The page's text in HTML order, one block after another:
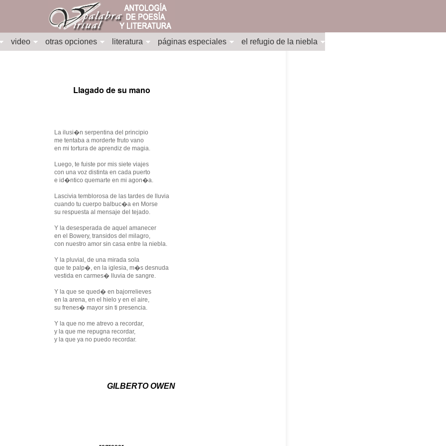
video otras opciones literatura páginas especiales el refugio de la niebla
Llagado de su mano
La ilusi�n serpentina del principio
me tentaba a morderte fruto vano
en mi tortura de aprendiz de magia.
Luego, te fuiste por mis siete viajes
con una voz distinta en cada puerto
e id�ntico quemarte en mi agon�a.
Lascivia temblorosa de las tardes de lluvia
cuando tu cuerpo balbuc�a en Morse
su respuesta al mensaje del tejado.
Y la desesperada de aquel amanecer
en el Bowery, transidos del milagro,
con nuestro amor sin casa entre la niebla.
Y la pluvial, de una mirada sola
que te palp�, en la iglesia, m�s desnuda
vestida en carmes� lluvia de sangre.
Y la que se qued� en bajorrelieves
en la arena, en el hielo y en el aire,
su frenes� mayor sin ti presencia.
Y la que no me atrevo a recordar,
y la que me repugna recordar,
y la que ya no puedo recordar.
GILBERTO OWEN